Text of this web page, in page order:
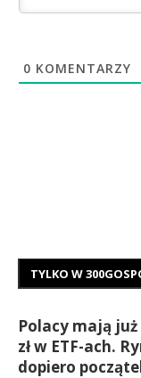
0 KOMENTARZY
TYLKO W
Polacy mają
zł w ETF-ach.
dopiero